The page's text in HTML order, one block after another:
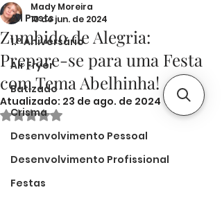
All Posts
1.º Aniversário
Air Fryer
Batizado
Crisma
Desenvolvimento Pessoal
Desenvolvimento Profissional
Festas
Zumbido de Alegria:
Prepare-se para uma Festa
com Tema Abelhinha!
Mady Moreira
10 de jun. de 2024
Atualizado: 23 de ago. de 2024
Avaliado com NaN de 5 estrelas.